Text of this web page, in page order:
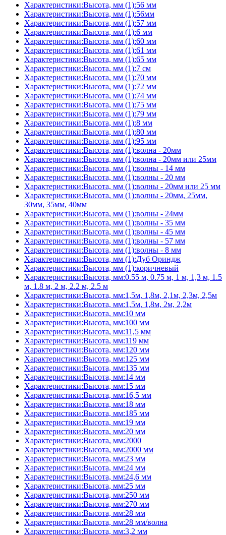
Характеристики:Высота, мм (1):56 мм
Характеристики:Высота, мм (1):56мм
Характеристики:Высота, мм (1):57 мм
Характеристики:Высота, мм (1):6 мм
Характеристики:Высота, мм (1):60 мм
Характеристики:Высота, мм (1):61 мм
Характеристики:Высота, мм (1):65 мм
Характеристики:Высота, мм (1):7 см
Характеристики:Высота, мм (1):70 мм
Характеристики:Высота, мм (1):72 мм
Характеристики:Высота, мм (1):74 мм
Характеристики:Высота, мм (1):75 мм
Характеристики:Высота, мм (1):79 мм
Характеристики:Высота, мм (1):8 мм
Характеристики:Высота, мм (1):80 мм
Характеристики:Высота, мм (1):95 мм
Характеристики:Высота, мм (1):волна - 20мм
Характеристики:Высота, мм (1):волна - 20мм или 25мм
Характеристики:Высота, мм (1):волны - 14 мм
Характеристики:Высота, мм (1):волны - 20 мм
Характеристики:Высота, мм (1):волны - 20мм или 25 мм
Характеристики:Высота, мм (1):волны - 20мм, 25мм,
30мм, 35мм, 40мм
Характеристики:Высота, мм (1):волны - 24мм
Характеристики:Высота, мм (1):волны - 35 мм
Характеристики:Высота, мм (1):волны - 45 мм
Характеристики:Высота, мм (1):волны - 57 мм
Характеристики:Высота, мм (1):волны - 8 мм
Характеристики:Высота, мм (1):Дуб Ориндж
Характеристики:Высота, мм (1):коричневый
Характеристики:Высота, мм:0.55 м, 0.75 м, 1 м, 1,3 м, 1.5
м, 1.8 м, 2 м, 2.2 м, 2.5 м
Характеристики:Высота, мм:1,5м, 1,8м, 2,1м, 2,3м, 2,5м
Характеристики:Высота, мм:1,5м, 1,8м, 2м, 2,2м
Характеристики:Высота, мм:10 мм
Характеристики:Высота, мм:100 мм
Характеристики:Высота, мм:11,5 мм
Характеристики:Высота, мм:119 мм
Характеристики:Высота, мм:120 мм
Характеристики:Высота, мм:125 мм
Характеристики:Высота, мм:135 мм
Характеристики:Высота, мм:14 мм
Характеристики:Высота, мм:15 мм
Характеристики:Высота, мм:16,5 мм
Характеристики:Высота, мм:18 мм
Характеристики:Высота, мм:185 мм
Характеристики:Высота, мм:19 мм
Характеристики:Высота, мм:20 мм
Характеристики:Высота, мм:2000
Характеристики:Высота, мм:2000 мм
Характеристики:Высота, мм:23 мм
Характеристики:Высота, мм:24 мм
Характеристики:Высота, мм:24,6 мм
Характеристики:Высота, мм:25 мм
Характеристики:Высота, мм:250 мм
Характеристики:Высота, мм:270 мм
Характеристики:Высота, мм:28 мм
Характеристики:Высота, мм:28 мм/волна
Характеристики:Высота, мм:3,2 мм